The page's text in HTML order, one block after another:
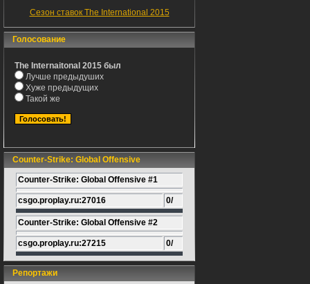
Сезон ставок The International 2015
Голосование
The Internaitonal 2015 был
Лучше предыдуших
Хуже предыдущих
Такой же
Counter-Strike: Global Offensive
Counter-Strike: Global Offensive #1
csgo.proplay.ru:27016 0/
Counter-Strike: Global Offensive #2
csgo.proplay.ru:27215 0/
Репортажи